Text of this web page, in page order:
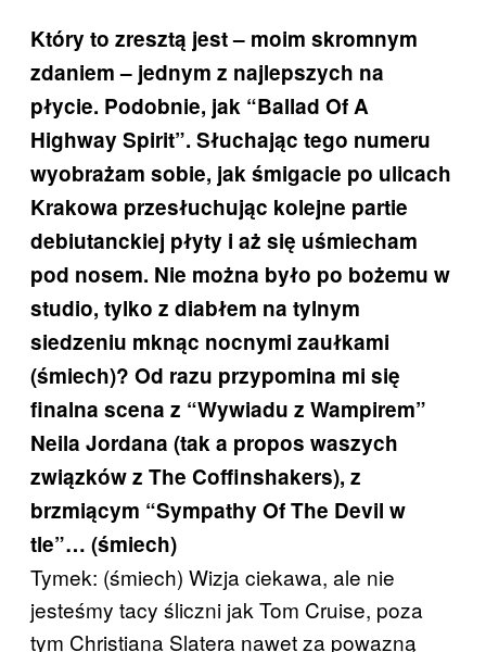
Który to zresztą jest – moim skromnym
zdaniem – jednym z najlepszych na
płycie. Podobnie, jak “Ballad Of A
Highway Spirit”. Słuchając tego numeru
wyobrażam sobie, jak śmigacie po ulicach
Krakowa przesłuchując kolejne partie
debiutanckiej płyty i aż się uśmiecham
pod nosem. Nie można było po bożemu w
studio, tylko z diabłem na tylnym
siedzeniu mknąc nocnymi zaułkami
(śmiech)? Od razu przypomina mi się
finalna scena z “Wywiadu z Wampirem”
Neila Jordana (tak a propos waszych
związków z The Coffinshakers), z
brzmiącym “Sympathy Of The Devil w
tle”… (śmiech)
Tymek: (śmiech) Wizja ciekawa, ale nie
jesteśmy tacy śliczni jak Tom Cruise, poza
tym Christiana Slatera nawet za powazną